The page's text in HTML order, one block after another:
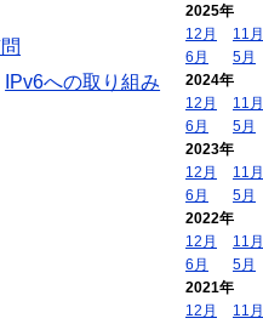
IPv6への取り組み
2025年
12月
11月
6月
5月
2024年
12月
11月
6月
5月
2023年
12月
11月
6月
5月
2022年
12月
11月
6月
5月
2021年
12月
11月